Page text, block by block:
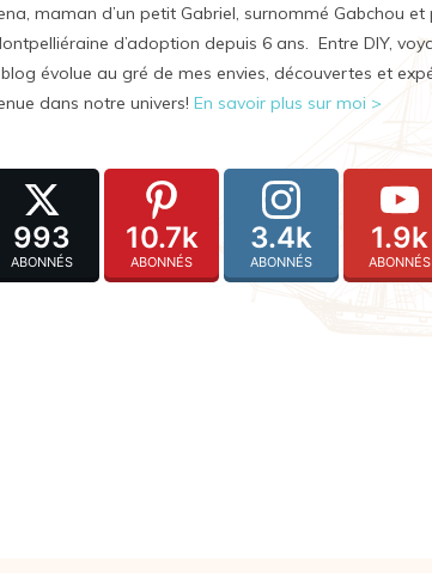
maman d’un petit Gabriel, surnommé Gabchou
d’adoption depuis 6 ans. Entre DIY,
évolue au gré de mes envies, découvertes et
dans notre univers! En savoir plus sur moi >
993
ABONNÉS
10.7k
ABONNÉS
3.4k
ABONNÉS
1.9k
ABONNÉS